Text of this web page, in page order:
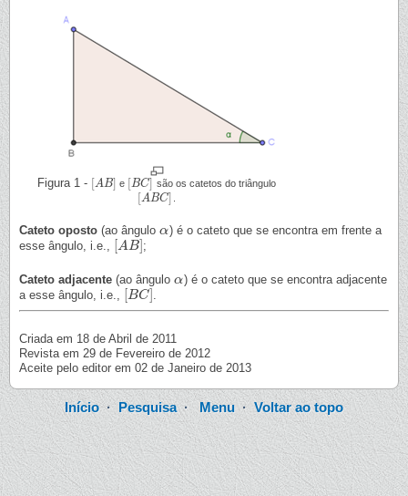
Figura 1 - [AB]
AB] e [BC]
BC] são os catetos do triângulo
[ABC]
ABC]
Cateto oposto (ao ângulo α
α ) é o cateto que se encontra em frente a
esse ângulo, i.e.,
AB
AB] ;
Cateto adjacente (ao ângulo α
α ) é o cateto que se encontra adjacente
a esse ângulo, i.e., [BC]
BC] .
Criada em 18 de Abril de 2011
Revista em 29 de Fevereiro de 2012
Aceite pelo editor em 02 de Janeiro de 2013
Início· Pesquisa·Menu · Voltar ao topo